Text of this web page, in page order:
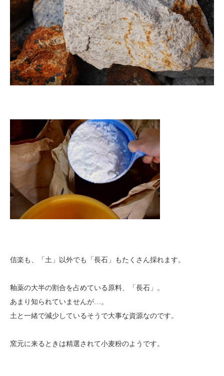
信楽も、「土」以外でも「長石」もたくさん採れます。
釉薬の大半の割合を占めている原料、「長石」。
あまり知られていませんが…。
土と一緒で減少しているそうで大事な資源なのです。
窯元に来るときは精選されて小麦粉のようです。